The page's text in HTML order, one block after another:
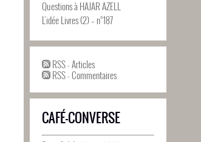
Questions à HAJAR AZELL
L’idée Livres (2) – n°187
RSS - Articles
RSS - Commentaires
CAFÉ-CONVERSE